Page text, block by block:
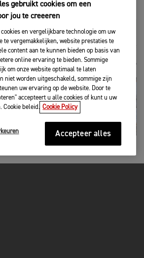
gebruikt cookies om een
jou te creeeren
en vergelijkbare technologie om uw
te vergemakkelijken, website prestaties te
content aan te kunnen bieden op basis van
online ervaring te bieden. Sommige
om onze website optimaal te laten
niet worden uitgeschakeld, sommige zijn
uw ervaring op de website. Door te
accepteert u alle cookies of kunt u uw
Cookie beleid. Cookie Policy
Accepteer alles